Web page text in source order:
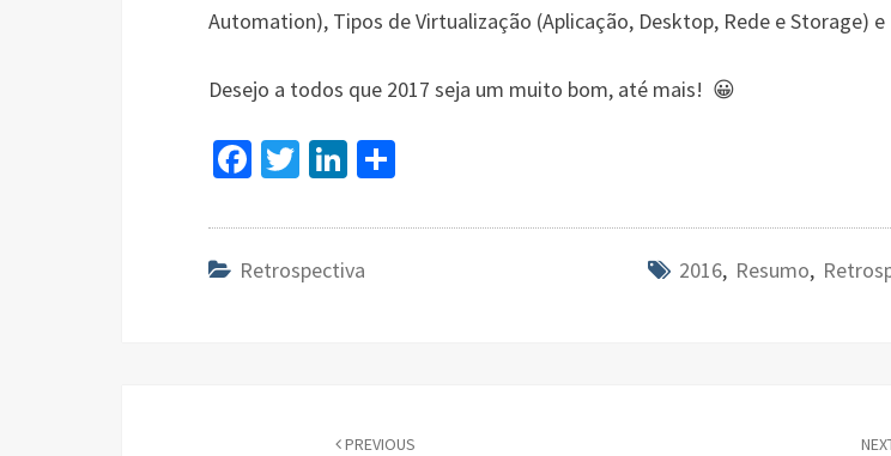
Automation), Tipos de Virtualização (Aplicação, Desktop, Rede e Storage) e
Desejo a todos que 2017 seja um muito bom, até mais! 😀
Fa
b
o
T
tt
er
Li
ke
dI
ar
Retrospectiva 2016, Resumo,
PREVIOUS